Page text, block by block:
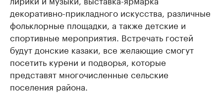
декоративно-прикладного искусства, различные
фольклорные площадки, а также детские и
спортивные мероприятия. Встречать гостей
будут донские казаки, все желающие смогут
посетить курени и подворья, которые
представят многочисленные сельские
поселения района.